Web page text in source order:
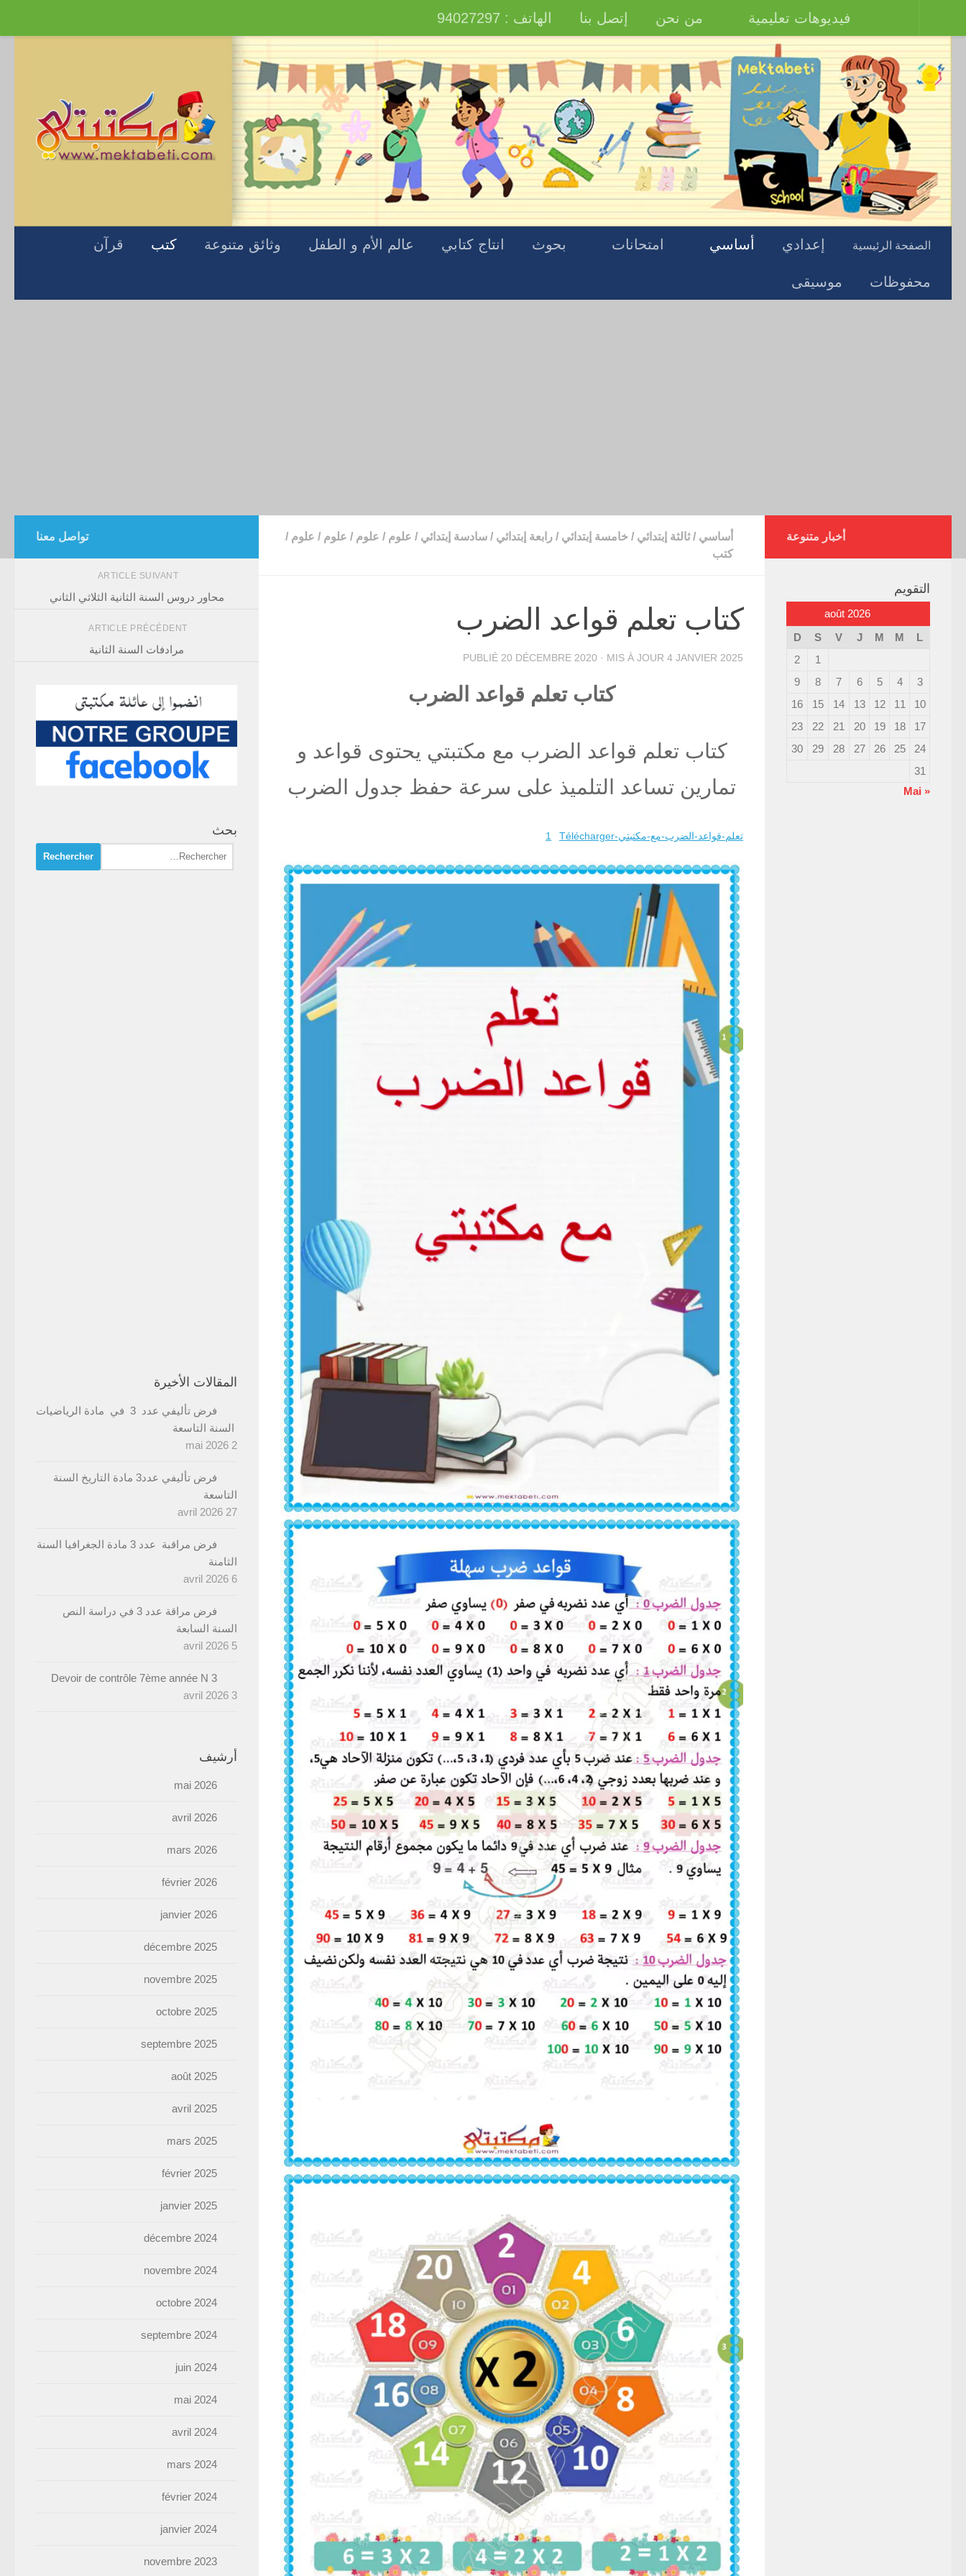
فيديوهات تعليمية من نحن إتصل بنا الهاتف : 94027297
الصفحة الرئيسية إعدادي أساسي امتحانات بحوث انتاج كتابي عالم الأم و الطفل وثائق متنوعة كتب قرآن
محفوظات موسيقى
أساسي / ثالثة إبتدائي / خامسة إبتدائي / رابعة إبتدائي / سادسة إبتدائي / علوم / علوم / علوم / علوم /
كتب
كتاب تعلم قواعد الضرب
PUBLIÉ 20 DÉCEMBRE 2020 · MIS À JOUR 4 JANVIER 2025
كتاب تعلم قواعد الضرب
كتاب تعلم قواعد الضرب مع مكتبتي يحتوى قواعد و
تمارين تساعد التلميذ على سرعة حفظ جدول الضرب
تعلم-قواعد-الضرب-مع-مكتبتي-1Télécharger
تواصل معنا
ARTICLE SUIVANT
محاور دروس السنة الثانية الثلاثي الثاني
ARTICLE PRÉCÉDENT
مرادفات السنة الثانية
بحث
Rechercher :
المقالات الأخيرة
فرض تأليفي عدد 3 في مادة الرياضيات
السنة التاسعة
2 mai 2026
فرض تأليفي عدد3 مادة التاريخ السنة
التاسعة
27 avril 2026
فرض مراقبة عدد 3 مادة الجغرافيا السنة
الثامنة
6 avril 2026
فرض مراقة عدد 3 في دراسة النص
السنة السابعة
5 avril 2026
Devoir de contrôle 7ème année N 3
3 avril 2026
أرشيف
mai 2026
avril 2026
mars 2026
février 2026
janvier 2026
décembre 2025
novembre 2025
octobre 2025
septembre 2025
août 2025
avril 2025
mars 2025
février 2025
janvier 2025
décembre 2024
novembre 2024
octobre 2024
septembre 2024
juin 2024
mai 2024
avril 2024
mars 2024
février 2024
janvier 2024
novembre 2023
أخبار متنوعة
التقويم
août 2026
L
M
M
J
V
S
D
1
2
3
4
5
6
7
8
9
10
11
12
13
14
15
16
17
18
19
20
21
22
23
24
25
26
27
28
29
30
31
« Mai